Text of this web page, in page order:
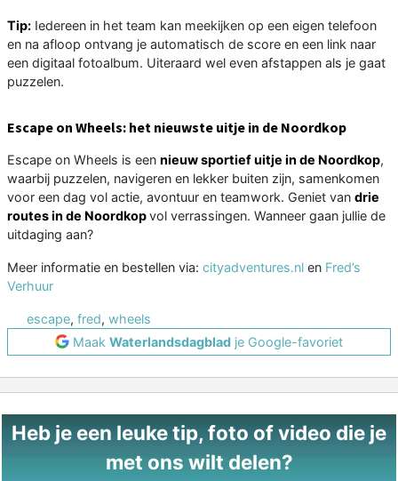
Tip: Iedereen in het team kan meekijken op een eigen telefoon
en na afloop ontvang je automatisch de score en een link naar
een digitaal fotoalbum. Uiteraard wel even afstappen als je gaat
puzzelen.
Escape on Wheels: het nieuwste uitje in de Noordkop
Escape on Wheels is een nieuw sportief uitje in de Noordkop,
waarbij puzzelen, navigeren en lekker buiten zijn, samenkomen
voor een dag vol actie, avontuur en teamwork. Geniet van drie
routes in de Noordkopvol verrassingen. Wanneer gaan jullie de
uitdaging aan?
Meer informatie en bestellen via: cityadventures.nl en Fred’s
Verhuur
escape, fred, wheels
Maak Waterlandsdagblad je Google-favoriet
Heb je een leuke tip, foto of video die je
met ons wilt delen?